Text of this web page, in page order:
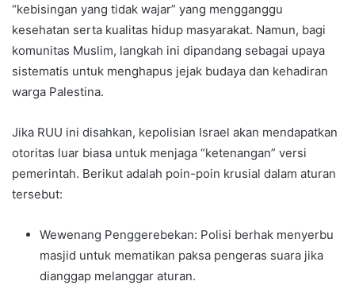
“kebisingan yang tidak wajar” yang mengganggu
kesehatan serta kualitas hidup masyarakat. Namun, bagi
komunitas Muslim, langkah ini dipandang sebagai upaya
sistematis untuk menghapus jejak budaya dan kehadiran
warga Palestina.
Jika RUU ini disahkan, kepolisian Israel akan mendapatkan
otoritas luar biasa untuk menjaga “ketenangan” versi
pemerintah. Berikut adalah poin-poin krusial dalam aturan
tersebut:
Wewenang Penggerebekan: Polisi berhak menyerbu
masjid untuk mematikan paksa pengeras suara jika
dianggap melanggar aturan.